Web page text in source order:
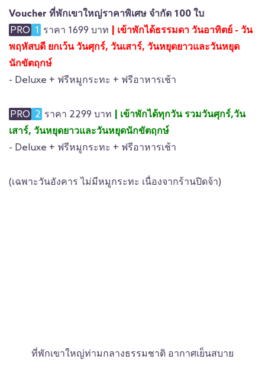
Voucher ที่พักเขาใหญ่ราคาพิเศษ จำกัด 100 ใบ
PRO 1 ราคา 1699 บาท
| เข้าพักได้ธรรมดา วันอาทิตย์ - วัน
พฤหัสบดี ยกเว้น วันศุกร์, วันเสาร์, วันหยุดยาวและวันหยุด
นักขัตฤกษ์
- Deluxe + ฟรีหมูกระทะ + ฟรีอาหารเช้า
PRO 2 ราคา 2299 บาท
| เข้าพักได้ทุกวัน รวมวันศุกร์,วัน
เสาร์, วันหยุดยาวและวันหยุดนักขัตฤกษ์
- Deluxe + ฟรีหมูกระทะ + ฟรีอาหารเช้า
(เฉพาะวันอังคาร ไม่มีหมูกระทะ เนื่องจากร้านปิดจ้า)
ที่พักเขาใหญ่ท่ามกลางธรรมชาติ อากาศเย็นสบาย